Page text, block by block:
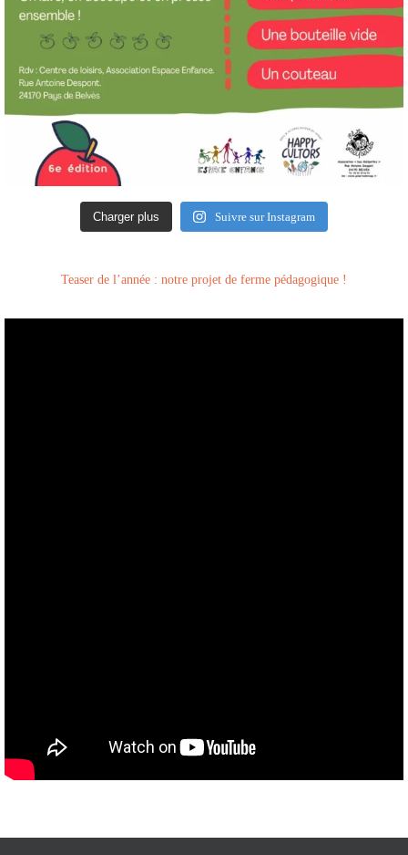
Charger plus Suivre sur Instagram
Teaser de l’année : notre projet de ferme pédagogique !